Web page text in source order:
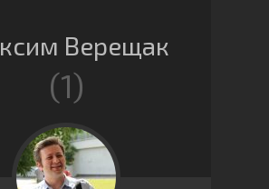
Верещак
1